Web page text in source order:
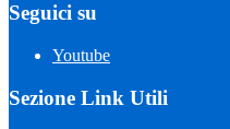
Seguici su
Youtube
Sezione Link Utili